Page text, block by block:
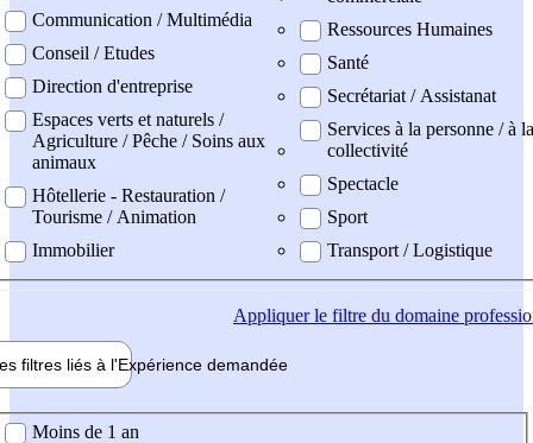
Communication / Multimédia
Conseil / Etudes
Direction d'entreprise
Espaces verts et naturels /
Agriculture / Pêche / Soins aux
animaux
Hôtellerie - Restauration /
Tourisme / Animation
Immobilier
Ressources Humaines
Santé
Secrétariat / Assistanat
Services à la personne / à la
collectivité
Spectacle
Sport
Transport / Logistique
Appliquerle filtre du domaine
filtres liés à l'Expérience demandée
demandée
Moins de 1 an